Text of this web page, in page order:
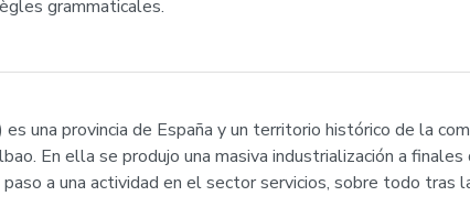
grammaticales.
una provincia de España y un territorio histórico de la
En ella se produjo una masiva industrialización a
a una actividad en el sector servicios, sobre todo tras